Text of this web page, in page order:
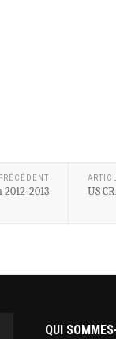
2013 US
QUI